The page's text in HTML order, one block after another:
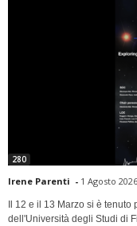
280
Irene Parenti - 1 Agosto 2026
Il 12 e il 13 Marzo si è
dell'Università degli Studi di